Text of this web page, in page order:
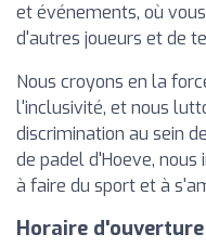
et événements, où
d'autres joueurs et de
Nous croyons en la
l'inclusivité, et nous
discrimination au sein
de padel d'Hoeve,
à faire du sport et à
Horaire d'ouverture